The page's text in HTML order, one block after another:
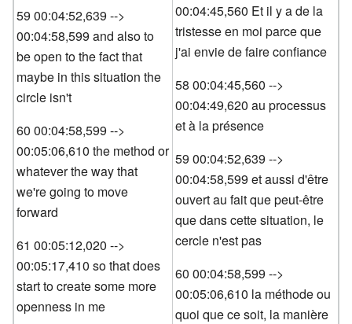
59 00:04:52,639 -->
00:04:58,599 and also to
be open to the fact that
maybe in this situation the
circle isn't
60 00:04:58,599 -->
00:05:06,610 the method or
whatever the way that
we're going to move
forward
61 00:05:12,020 -->
00:05:17,410 so that does
start to create some more
openness in me
00:04:45,560 Et il y a de la
tristesse en moi parce que
j'ai envie de faire confiance
58 00:04:45,560 -->
00:04:49,620 au processus
et à la présence
59 00:04:52,639 -->
00:04:58,599 et aussi d'être
ouvert au fait que peut-être
que dans cette situation, le
cercle n'est pas
60 00:04:58,599 -->
00:05:06,610 la méthode ou
quoi que ce soit, la manière